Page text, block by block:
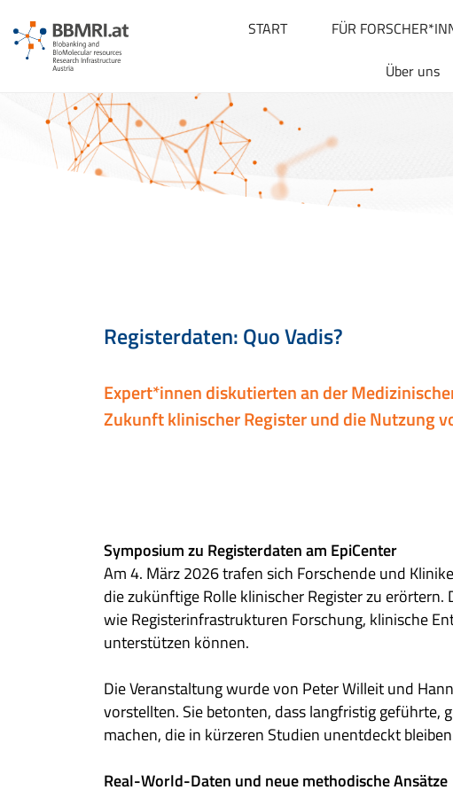
START
Über uns
FÜR
Registerdaten: Quo Vadis?
Expert*innen diskutierten an der
Zukunft klinischer Register und die Nutzung
Symposium zu Registerdaten am EpiCenter
Am 4. März 2026 trafen sich Forschende und
die zukünftige Rolle klinischer Register zu erörtern.
wie Registerinfrastrukturen Forschung, klinische
unterstützen können.
Die Veranstaltung wurde von Peter Willeit und
vorstellten. Sie betonten, dass langfristig geführte,
machen, die in kürzeren Studien unentdeckt
Real-World-Daten und neue methodische Ansätze